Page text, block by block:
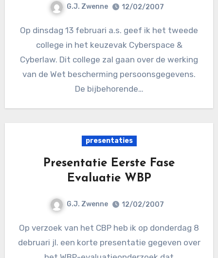
G.J. Zwenne 12/02/2007
Op dinsdag 13 februari a.s. geef ik het tweede
college in het keuzevak Cyberspace &
Cyberlaw. Dit college zal gaan over de werking
van de Wet bescherming persoonsgegevens.
De bijbehorende…
presentaties
Presentatie Eerste Fase
Evaluatie WBP
G.J. Zwenne 12/02/2007
Op verzoek van het CBP heb ik op donderdag 8
debruari jl. een korte presentatie gegeven over